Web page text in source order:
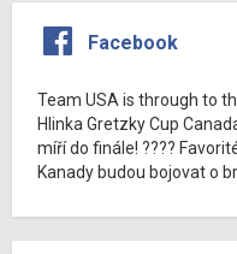
Facebook
Team USA is through to
Hlinka Gretzky Cup
míří do finále! ????
Kanady budou bojovat o